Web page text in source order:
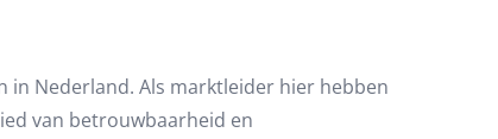
in Nederland. Als marktleider hier hebben
van betrouwbaarheid en